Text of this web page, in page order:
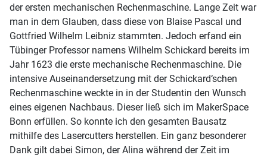
der ersten mechanischen Rechenmaschine. Lange Zeit war
man in dem Glauben, dass diese von Blaise Pascal und
Gottfried Wilhelm Leibniz stammten. Jedoch erfand ein
Tübinger Professor namens Wilhelm Schickard bereits im
Jahr 1623 die erste mechanische Rechenmaschine. Die
intensive Auseinandersetzung mit der Schickard‘schen
Rechenmaschine weckte in in der Studentin den Wunsch
eines eigenen Nachbaus. Dieser ließ sich im MakerSpace
Bonn erfüllen. So konnte ich den gesamten Bausatz
mithilfe des Lasercutters herstellen. Ein ganz besonderer
Dank gilt dabei Simon, der Alina während der Zeit im